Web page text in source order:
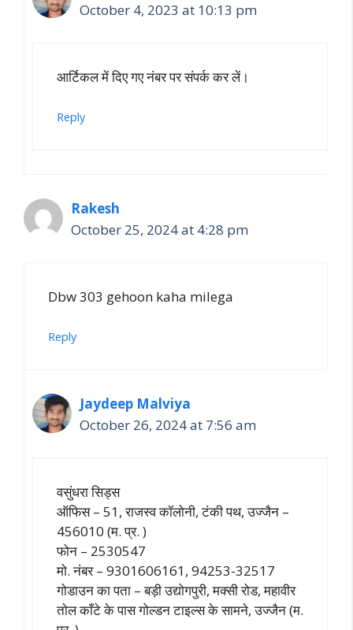
October 4, 2023 at 10:13 pm
आर्टिकल में दिए गए नंबर पर संपर्क कर लें।
Reply
Rakesh
October 25, 2024 at 4:28 pm
Dbw 303 gehoon kaha milega
Reply
Jaydeep Malviya
October 26, 2024 at 7:56 am
वसुंधरा सिड्स
ऑफिस – 51, राजस्व कॉलोनी, टंकी पथ, उज्जैन –
456010 (म. प्र. )
फोन – 2530547
मो. नंबर – 9301606161, 94253-32517
गोडाउन का पता – बड़ी उद्योगपुरी, मक्सी रोड, महावीर
तोल काँटे के पास गोल्डन टाइल्स के सामने, उज्जैन (म.